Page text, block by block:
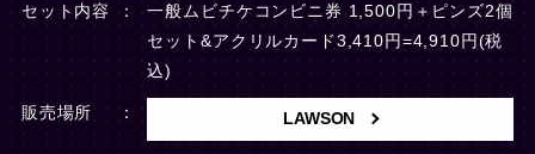
セット内容
一般ムビチケコンビニ券 1,500円＋ピンズ2個
セット&アクリルカード3,410円=4,910円(税
込)
販売場所 LAWSON